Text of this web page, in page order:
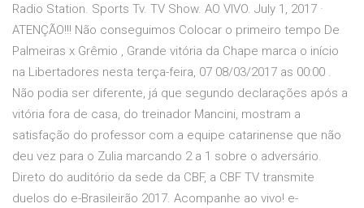
Radio Station. Sports Tv. TV Show. AO VIVO. July 1, 2017 ·
ATENÇÃO!!! Não conseguimos Colocar o primeiro tempo De
Palmeiras x Grêmio , Grande vitória da Chape marca o início
na Libertadores nesta terça-feira, 07 08/03/2017 as 00:00 .
Não podia ser diferente, já que segundo declarações após a
vitória fora de casa, do treinador Mancini, mostram a
satisfação do professor com a equipe catarinense que não
deu vez para o Zulia marcando 2 a 1 sobre o adversário.
Direto do auditório da sede da CBF, a CBF TV transmite
duelos do e-Brasileirão 2017. Acompanhe ao vivo! e-